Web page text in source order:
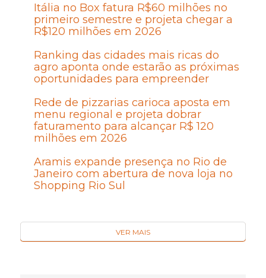
Itália no Box fatura R$60 milhões no
primeiro semestre e projeta chegar a
R$120 milhões em 2026
Ranking das cidades mais ricas do
agro aponta onde estarão as próximas
oportunidades para empreender
Rede de pizzarias carioca aposta em
menu regional e projeta dobrar
faturamento para alcançar R$ 120
milhões em 2026
Aramis expande presença no Rio de
Janeiro com abertura de nova loja no
Shopping Rio Sul
VER MAIS